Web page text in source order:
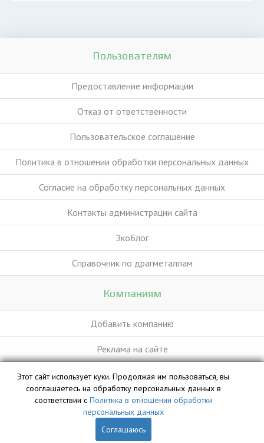
Пользователям
Предоставление информации
Отказ от ответственности
Пользовательское соглашение
Политика в отношении обработки персональных данных
Согласие на обработку персональных данных
Контакты администрации сайта
ЭкоБлог
Справочник по драгметаллам
Компаниям
Добавить компанию
Реклама на сайте
База данных сайта vyvoz.org является интеллектуальной
собственностью ООО «Профит» и охраняется законом.
Этот сайт использует куки. Продолжая им пользоваться, вы
сооглашаетесь на обработку персональных данных в
соответствии с Политика в отношении обработки
персональных данных
Соглашаюсь